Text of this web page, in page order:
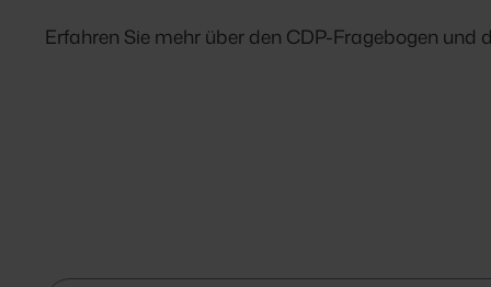
Erfahren Sie mehr über den CDP-Fragebogen und